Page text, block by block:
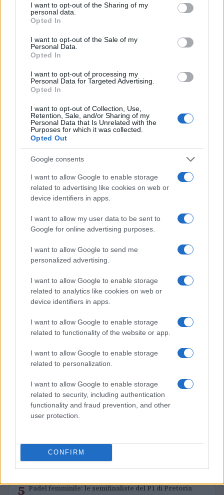
not limited to your visit or usage behaviour. You may click to
grant or deny consent to Google and its third-party tags to
use your data for below specified purposes in below Google
consent section.
I want to opt-out of the Sharing of my
personal data.
Opted In
I want to opt-out of the Sale of my
Personal Data.
Opted In
I want to opt-out of processing my
Personal Data for Targeted Advertising.
Opted In
I want to opt-out of Collection, Use,
Retention, Sale, and/or Sharing of my
Personal Data that Is Unrelated with the
Purposes for which it was collected.
Opted Out
Google consents
I want to allow Google to enable storage
related to advertising like cookies on web or
device identifiers in apps.
I want to allow my user data to be sent to
Google for online advertising purposes.
I want to allow Google to send me
personalized advertising.
I want to allow Google to enable storage
related to analytics like cookies on web or
device identifiers in apps.
I want to allow Google to enable storage
related to functionality of the website or app.
I want to allow Google to enable storage
related to personalization.
I want to allow Google to enable storage
related to security, including authentication
functionality and fraud prevention, and other
user protection.
CONFIRM
Atletica leggera: gli italiani in gara ai Mondiali Under
Andrea Conforti · 5 Ago 2026
ALTRI SPORT
Li Yingying, la schiacciatrice cinese, salta il
Campionato Continentale e gli Asian Games
PIÙ LETTI
palinsesto sportivo del 3 agosto
Europei di tuffi Parigi 2026: l’Italia conquista l’oro nel
Team Event
4 Dai Knicks ai campionati di tennis: le scommesse che
hanno fatto storia
5 Padel femminile: le semifinaliste del P1 di Pretoria